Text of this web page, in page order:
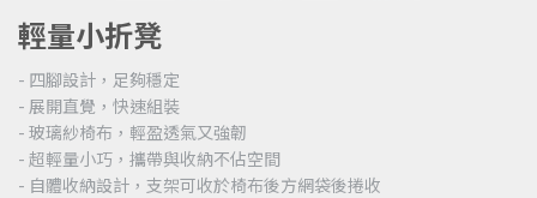
輕量小折凳
- 四腳設計，足夠穩定
- 展開直覺，快速組裝
- 玻璃紗椅布，輕盈透氣又強韌
- 超輕量小巧，攜帶與收納不佔空間
- 自體收納設計，支架可收於椅布後方網袋後捲收